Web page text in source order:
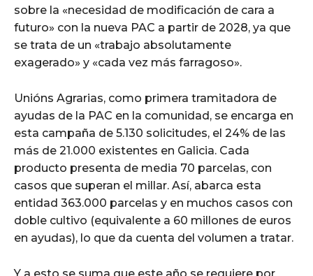
sobre la «necesidad de modificación de cara a
futuro» con la nueva PAC a partir de 2028, ya que
se trata de un «trabajo absolutamente
exagerado» y «cada vez más farragoso».
Unións Agrarias, como primera tramitadora de
ayudas de la PAC en la comunidad, se encarga en
esta campaña de 5.130 solicitudes, el 24% de las
más de 21.000 existentes en Galicia. Cada
producto presenta de media 70 parcelas, con
casos que superan el millar. Así, abarca esta
entidad 363.000 parcelas y en muchos casos con
doble cultivo (equivalente a 60 millones de euros
en ayudas), lo que da cuenta del volumen a tratar.